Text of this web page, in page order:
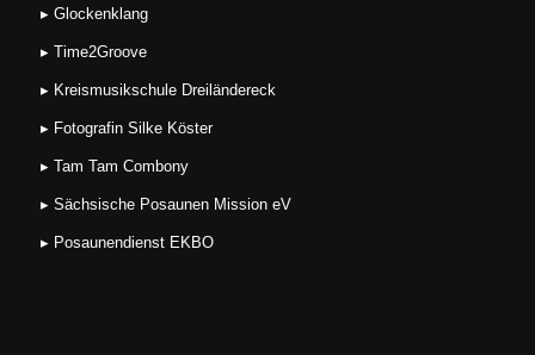
▸ Glockenklang
▸ Time2Groove
▸ Kreismusikschule Dreiländereck
▸ Fotografin Silke Köster
▸ Tam Tam Combony
▸ Sächsische Posaunen Mission eV
▸ Posaunendienst EKBO